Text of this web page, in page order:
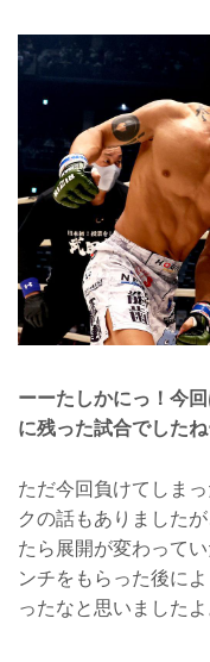
ーーたしかにっ！今
に残った試合でしたね
ただ今回負けてしま
クの話もありました
たら展開が変わって
ンチをもらった後に
ったなと思いましたよ